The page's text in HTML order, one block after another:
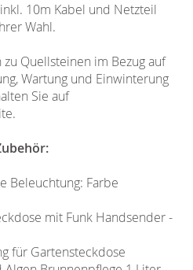
10m Kabel und Netzteil
Wahl.
Quellsteinen im Bezug auf
Wartung und Einwinterung
Sie auf
Beleuchtung: Farbe
mit Funk Handsender -
für Gartensteckdose